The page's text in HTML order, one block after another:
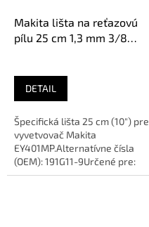
Makita lišta na reťazovú
pílu 25 cm 1,3 mm 3/8
DETAIL
Špecifická lišta 25 cm (10") pre
vyvetvovač Makita
EY401MP.Alternatívne čísla
(OEM): 191G11-9Určené pre:
MAKITA EY401MPDĺžka: 25